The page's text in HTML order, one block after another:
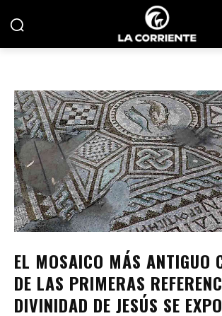
EL MOSAICO MÁS ANTIGUO
DE LAS PRIMERAS
DIVINIDAD DE JESÚS SE